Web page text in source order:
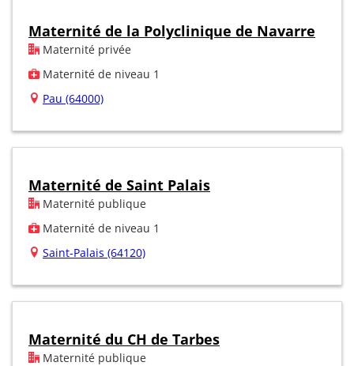
Maternité de la Polyclinique de Navarre
Maternité privée
Maternité de niveau 1
Pau (64000)
Maternité de Saint Palais
Maternité publique
Maternité de niveau 1
Saint-Palais (64120)
Maternité du CH de Tarbes
Maternité publique